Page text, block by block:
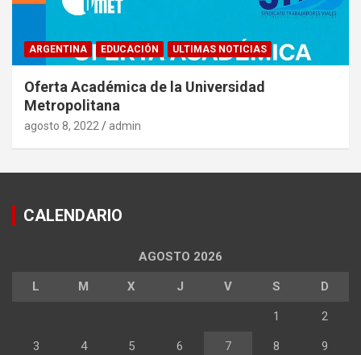
ARGENTINA EDUCACIÓN ULTIMAS NOTICIAS
Oferta Académica de la Universidad
Metropolitana
agosto 8, 2022 admin
CALENDARIO
AGOSTO 2026
L M X J V S D
1 2
3 4 5 6 7 8 9